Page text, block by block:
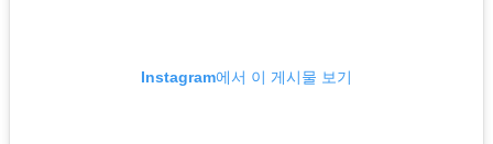
Instagram에서 이 게시물 보기